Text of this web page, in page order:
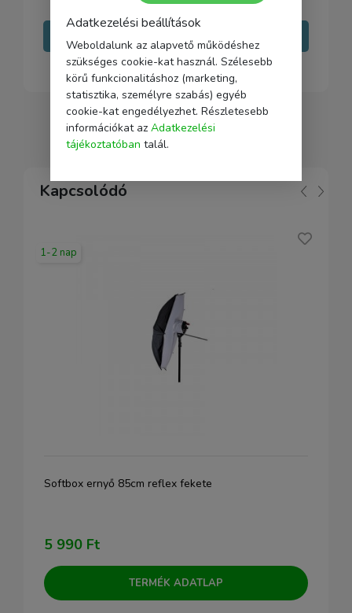
Írj nekünk
Kapcsolódó
1-2 nap
Softbox ernyő 85cm reflex fekete
5 990 Ft
TERMÉK ADATLAP
Adatkezelési beállítások
Weboldalunk az alapvető működéshez
szükséges cookie-kat használ. Szélesebb
körű funkcionalitáshoz (marketing,
statisztika, személyre szabás) egyéb
cookie-kat engedélyezhet. Részletesebb
információkat az Adatkezelési
tájékoztatóban talál.